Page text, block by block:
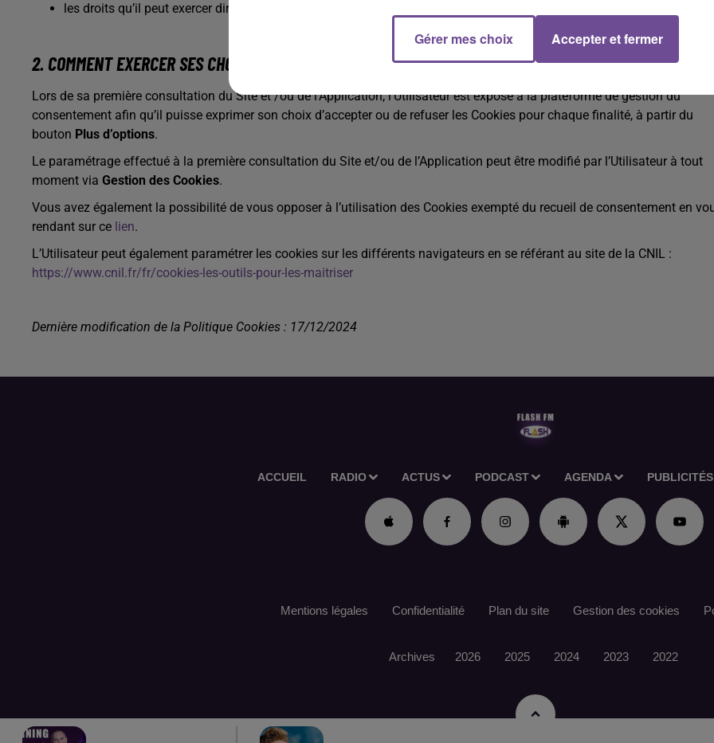
les droits qu’il peut exercer directement auprès des Partenaires.
2. COMMENT EXERCER SES CHOIX ?
Lors de sa première consultation du Site et /ou de l’Application, l’Utilisateur est exposé à la plateforme de gestion du
consentement afin qu’il puisse exprimer son choix d’accepter ou de refuser les Cookies pour chaque finalité, à partir du
bouton Plus d’options.
Le paramétrage effectué à la première consultation du Site et/ou de l’Application peut être modifié par l’Utilisateur à tout
moment via Gestion des Cookies.
Vous avez également la possibilité de vous opposer à l’utilisation des Cookies exempté du recueil de consentement en
rendant sur ce lien.
L’Utilisateur peut également paramétrer les cookies sur les différents navigateurs en se référant au site de la CNIL :
https://www.cnil.fr/fr/cookies-les-outils-pour-les-maitriser
Dernière modification de la Politique Cookies : 17/12/2024
ACCUEIL RADIO ACTUS PODCAST AGENDA PUBLICITÉS
Mentions légales Confidentialité Plan du site Gestion des cookies
Archives 2026 2025 2024 2023 2022
Gérer mes choix Accepter et fermer